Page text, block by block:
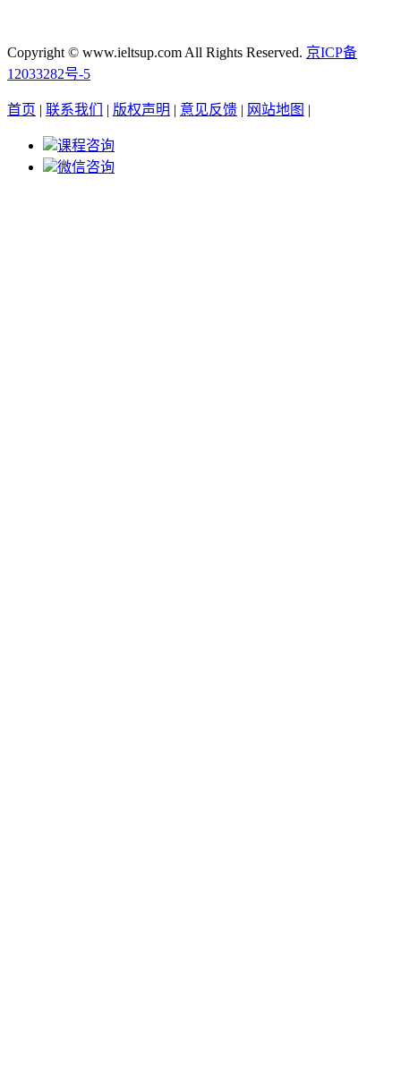
Copyright © www.ieltsup.com All Rights Reserved. 京ICP备
12033282号-5
首页 | 联系我们 | 版权声明 | 意见反馈 | 网站地图 |
课程咨询
微信咨询